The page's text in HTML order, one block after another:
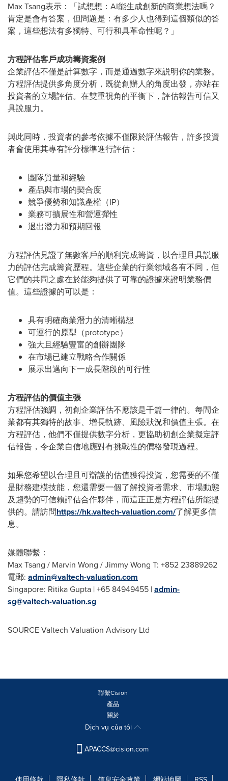
Max Tsang表示：「試想想：AI能生成創新的商業想法嗎？
肯定是會有答案，但問題是：有多少人也得到這個類似的答
案，這些想法有多獨特、可行和具革命性呢？」
方程評估客戶成功籌資案例
企業評估不僅是計算數字，而是通過數字來説明你的業務。
方程評估提供多角度分析，既從創辦人的角度出發，亦站在
投資者的立場評估。在雙重視角的平衡下，評估報告可信又
具說服力。
與此同時，投資者的參考依據不僅限於評估報告，許多投資
者會使用其專有評分標準進行評估：
團隊質量和經驗
產品與市場的契合度
競爭優勢和知識產權（IP）
業務可擴展性和營運彈性
退出潛力和預期回報
方程評估見證了無數客戶的順利完成籌資，以合理且具説服
力的評估完成籌資歷程。這些企業的行業領域各有不同，但
它們的共同之處在於能夠提供了可靠的證據來證明業務價
值。這些證據的可以是：
具有明確商業潛力的清晰構想
可運行的原型（prototype）
強大且經驗豐富的創辦團隊
在市場已建立戰略合作關係
展示出邁向下一成長階段的可行性
方程評估的價值主張
方程評估強調，初創企業評估不應該是千篇一律的。每間企
業都有其獨特的故事、增長軌跡、風險狀況和價值主張。在
方程評估，他們不僅提供數字分析，更協助初創企業擬定評
估報告，令企業自信地應對有挑戰性的價格發現過程。
如果您希望以合理且可辯護的估值獲得投資，您需要的不僅
是財務建模技能，您還需要一個了解投資者需求、市場動態
及趨勢的可信賴評估合作夥伴，而這正正是方程評估所能提
供的。請訪問https://hk.valtech-valuation.com/了解更多信
息。
媒體聯繫：
Max Tsang / Marvin Wong / Jimmy Wong T: +852 23889262
電郵: admin@valtech-valuation.com
Singapore: Ritika Gupta | +65 84949455 |admin-
sg@valtech-valuation.sg
SOURCE Valtech Valuation Advisory Ltd
聯繫Cision
產品
關於
Dịch vụ của tôi
APACCS@cision.com